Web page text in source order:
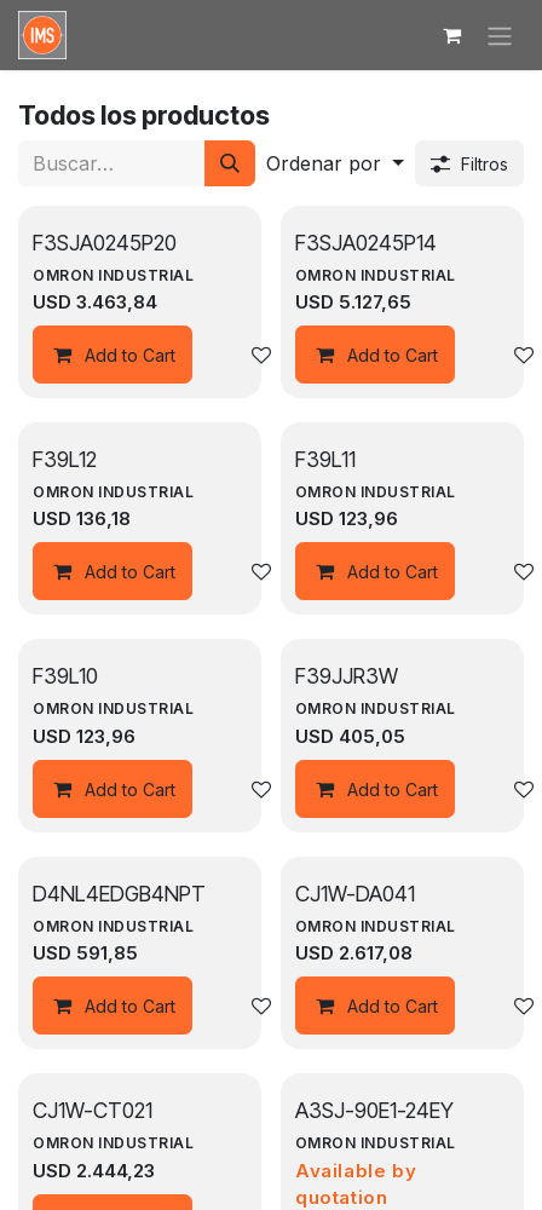
Ir al contenido
Todos los productos
Ordenar por Filtros
F3SJA0245P20
OMRON INDUSTRIAL
USD 3.463,84
Add to Cart Agregar a la lista de deseos
F3SJA0245P14
OMRON INDUSTRIAL
USD 5.127,65
Add to Cart
F39L12
OMRON INDUSTRIAL
USD 136,18
Add to Cart Agregar a la lista de deseos
F39L11
OMRON INDUSTRIAL
USD 123,96
Add to Cart
F39L10
OMRON INDUSTRIAL
USD 123,96
Add to Cart Agregar a la lista de deseos
F39JJR3W
OMRON INDUSTRIAL
USD 405,05
Add to Cart
D4NL4EDGB4NPT
OMRON INDUSTRIAL
USD 591,85
Add to Cart Agregar a la lista de deseos
CJ1W-DA041
OMRON INDUSTRIAL
USD 2.617,08
Add to Cart
CJ1W-CT021
OMRON INDUSTRIAL
USD 2.444,23
A3SJ-90E1-24EY
OMRON INDUSTRIAL
Available by
quotation